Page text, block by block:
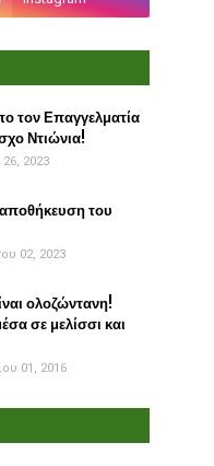
τον Επαγγελματία
Ντιώνια!
2023
του
02, 2023
ολοζώντανη!
σε μελίσσι και
01, 2016